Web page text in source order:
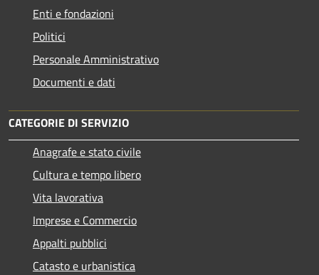
Enti e fondazioni
Politici
Personale Amministrativo
Documenti e dati
CATEGORIE DI SERVIZIO
Anagrafe e stato civile
Cultura e tempo libero
Vita lavorativa
Imprese e Commercio
Appalti pubblici
Catasto e urbanistica